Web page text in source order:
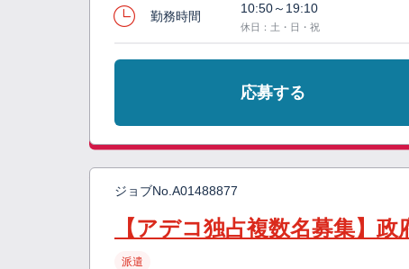
勤務時間
10:50～19:10
休日：土・日・祝
応募する
ジョブNo. A01488877
【アデコ独占複数名募集】
派遣